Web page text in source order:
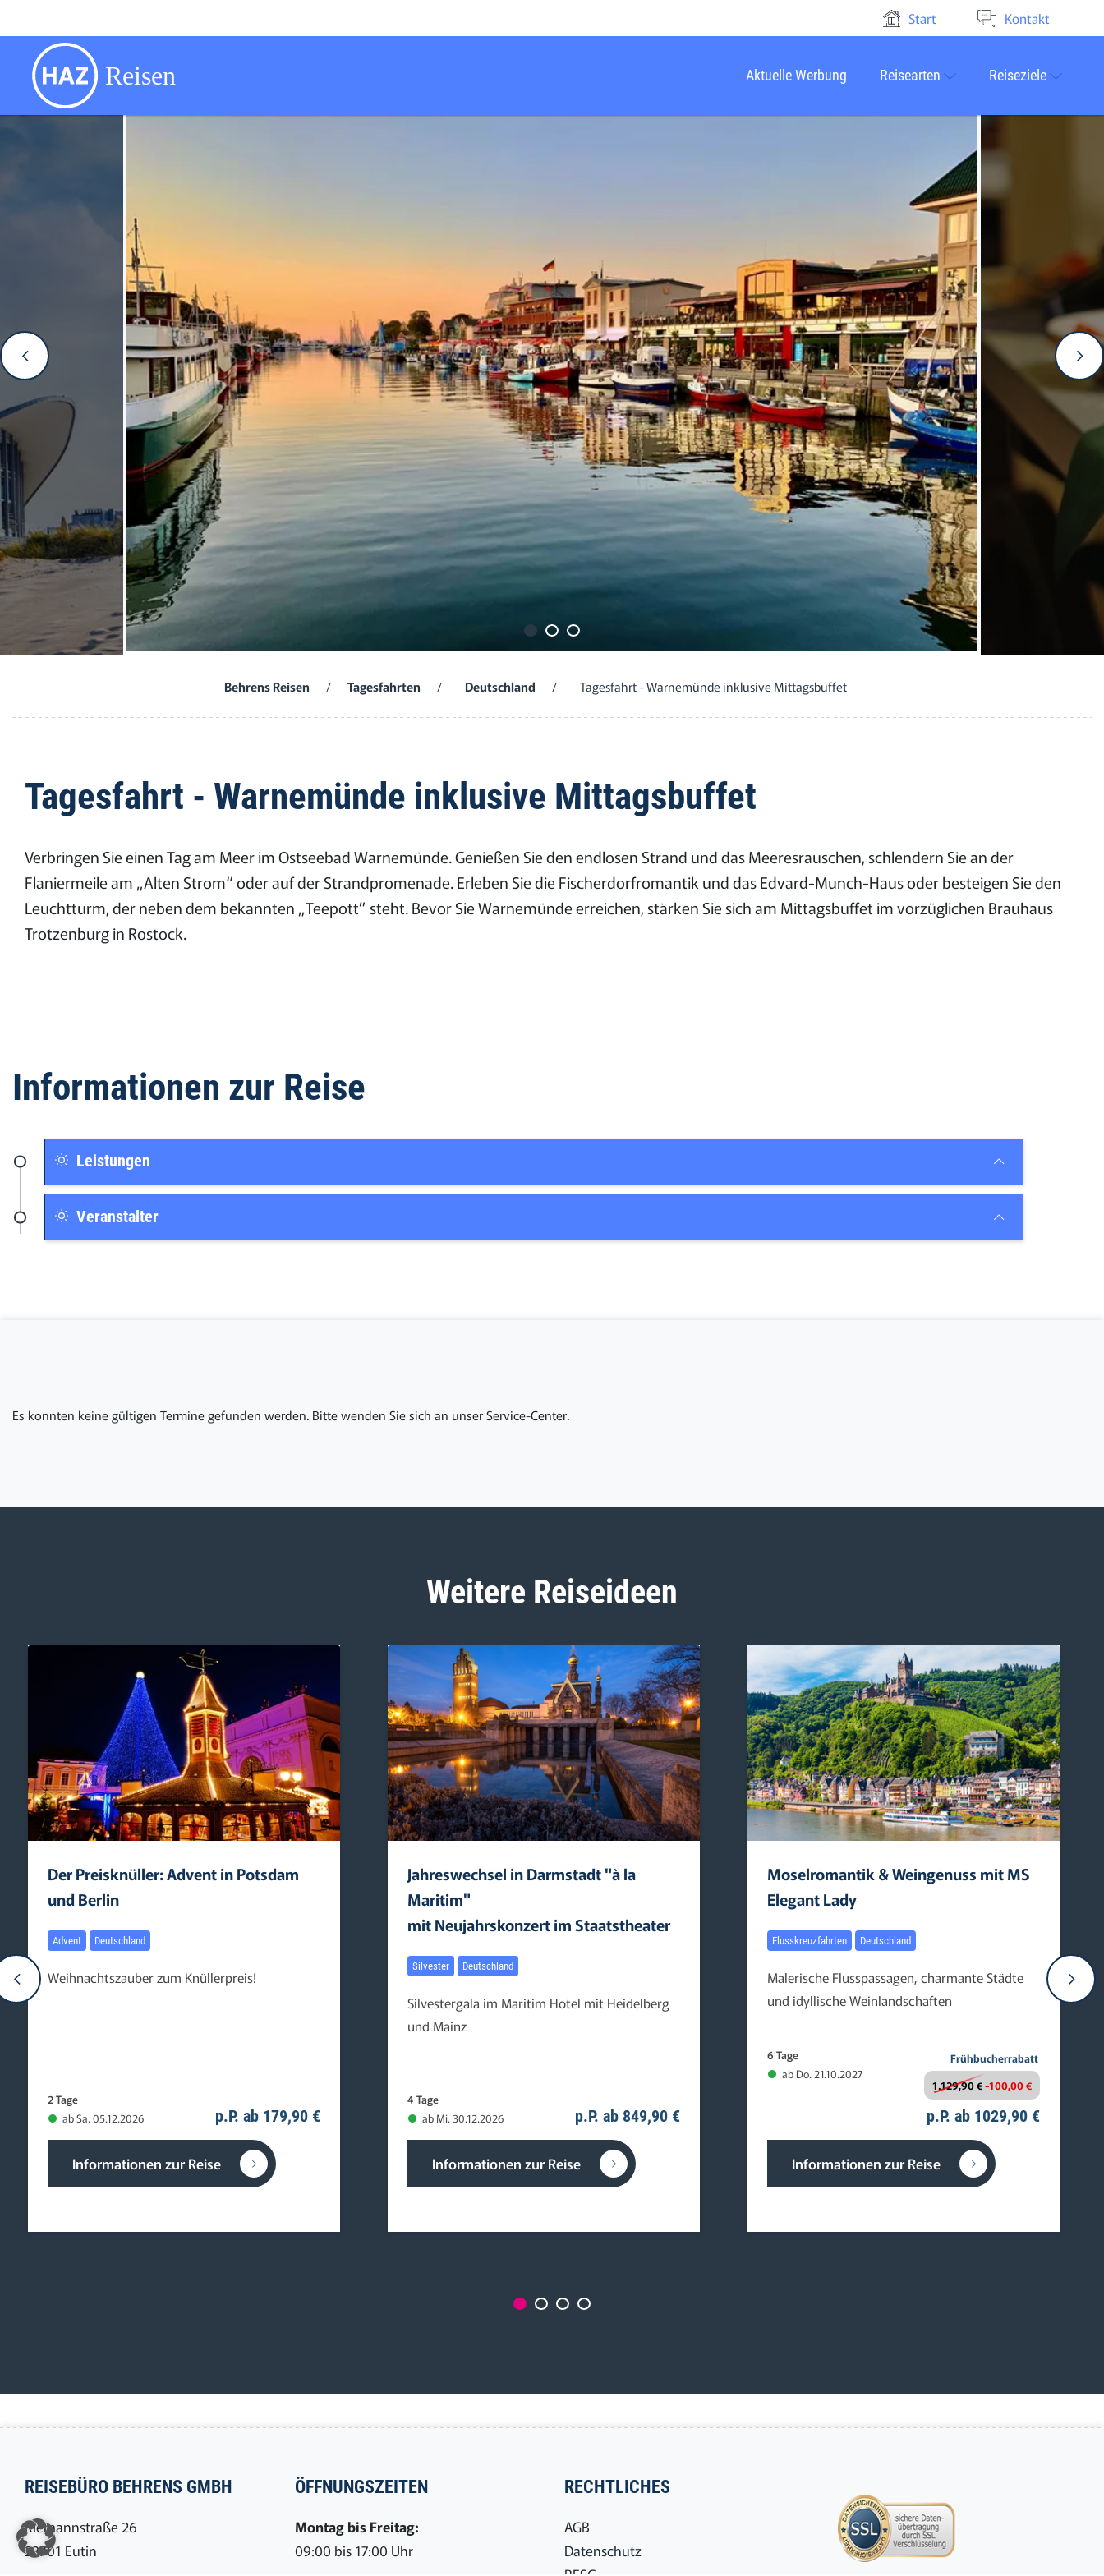
Start Kontakt
Aktuelle Werbung Reisearten Reiseziele
Behrens Reisen / Tagesfahrten / Deutschland / Tagesfahrt - Warnemünde inklusive Mittagsbuffet
Tagesfahrt - Warnemünde inklusive Mittagsbuffet
Verbringen Sie einen Tag am Meer im Ostseebad Warnemünde. Genießen Sie den endlosen Strand und das Meeresrauschen, schlendern Sie an der
Flaniermeile am „Alten Strom“ oder auf der Strandpromenade. Erleben Sie die Fischerdorfromantik und das Edvard-Munch-Haus oder besteigen Sie den
Leuchtturm, der neben dem bekannten „Teepott” steht. Bevor Sie Warnemünde erreichen, stärken Sie sich am Mittagsbuffet im vorzüglichen Brauhaus
Trotzenburg in Rostock.
Informationen zur Reise
Leistungen
Veranstalter
Es konnten keine gültigen Termine gefunden werden. Bitte wenden Sie sich an unser Service-Center.
Weitere Reiseideen
Der Preisknüller: Advent in Potsdam
und Berlin
Advent Deutschland
Weihnachtszauber zum Knüllerpreis!
2 Tage
ab Sa. 05.12.2026
p.P. ab 179,90 €
Informationen zur Reise
Jahreswechsel in Darmstadt "à la
Maritim"
mit Neujahrskonzert im Staatstheater
Silvester Deutschland
Silvestergala im Maritim Hotel mit Heidelberg
und Mainz
4 Tage
ab Mi. 30.12.2026
p.P. ab 849,90 €
Informationen zur Reise
Moselromantik & Weingenuss mit MS
Elegant Lady
Flusskreuzfahrten Deutschland
Malerische Flusspassagen, charmante Städte
und idyllische Weinlandschaften
6 Tage
ab Do. 21.10.2027
Frühbucherrabatt
1.129,90 €-100,00 €
p.P. ab 1029,90 €
Informationen zur Reise
REISEBÜRO BEHRENS GMBH
Riemannstraße 26
23701 Eutin
ÖFFNUNGSZEITEN
Montag bis Freitag:
09:00 bis 17:00 Uhr
RECHTLICHES
AGB
Datenschutz